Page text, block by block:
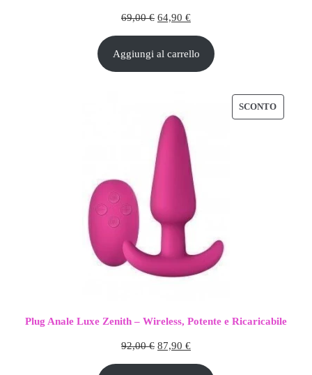
69,00€ Il
prezzo
originale
era:
64,90 €Il
prezzo
attuale
è:
Aggiungi al carrello
SCONTO
Plug Anale Luxe Zenith – Wireless, Potente e Ricaricabile
92,00€ Il
prezzo
87,90 €Il
prezzo